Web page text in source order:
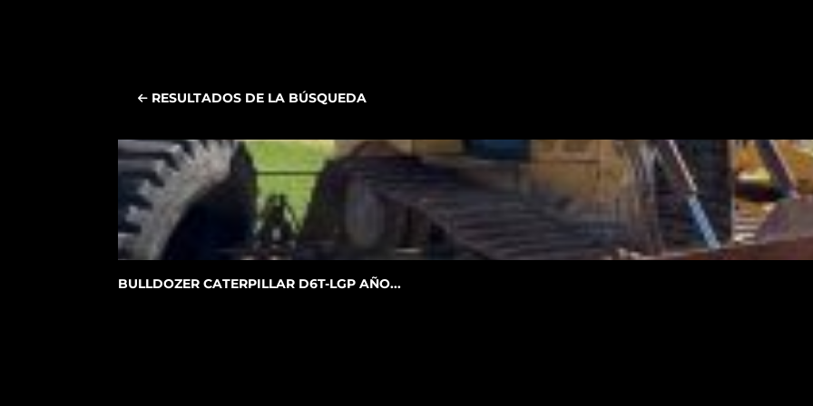
RESULTADOS DE LA BÚSQUEDA
BULLDOZER CATERPILLAR D6T-LGP AÑO...